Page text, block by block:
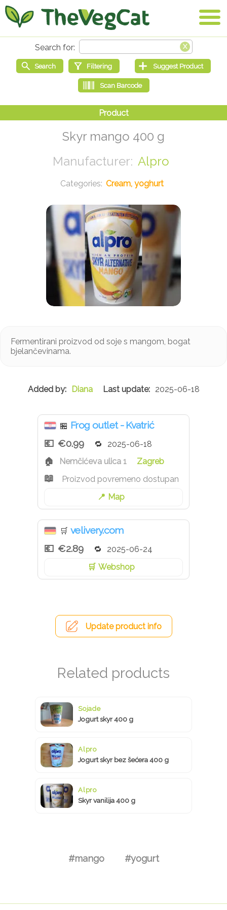
Skyr mango 400 g
Alpro
Cream, yoghurt
Fermentirani proizvod od soje s mangom, bogat
bjelančevinama.
Diana 2025-06-18
🏪 Frog outlet - Kvatrić
€0.99
2025-06-18
Nemčićeva ulica 1
Zagreb
Proizvod povremeno dostupan
Map
🛒 velivery.com
€2.89
2025-06-24
Webshop
Update product info
Sojade
Jogurt skyr 400 g
Alpro
Jogurt skyr bez šećera 400 g
Alpro
Skyr vanilija 400 g
#mango #yogurt